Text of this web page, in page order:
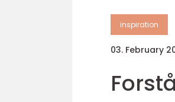
inspiration
03. February